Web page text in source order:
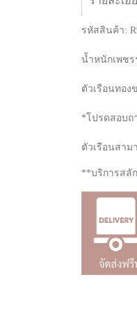
รหัสสินค้า:
น้ำหนักเพชร
ตัวเรือนทอง
*โปรดสอบถ
ตัวเรือนสาม
**บริการสลั